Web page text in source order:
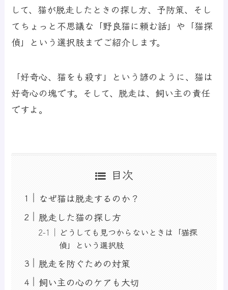
して、猫が脱走したときの探し方、予防策、そし
てちょっと不思議な「野良猫に頼む話」や「猫探
偵」という選択肢までご紹介します。
「好奇心、猫をも殺す」という諺のように、猫は
好奇心の塊です。そして、脱走は、飼い主の責任
ですよ。
目次
なぜ猫は脱走するのか？
脱走した猫の探し方
どうしても見つからないときは「猫探
偵」という選択肢
脱走を防ぐための対策
飼い主の心のケアも大切